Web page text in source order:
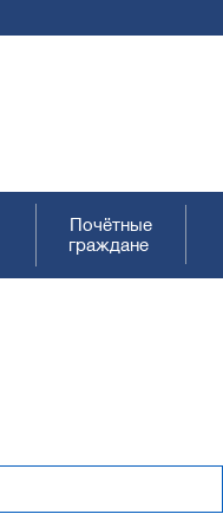
Почётные
граждане